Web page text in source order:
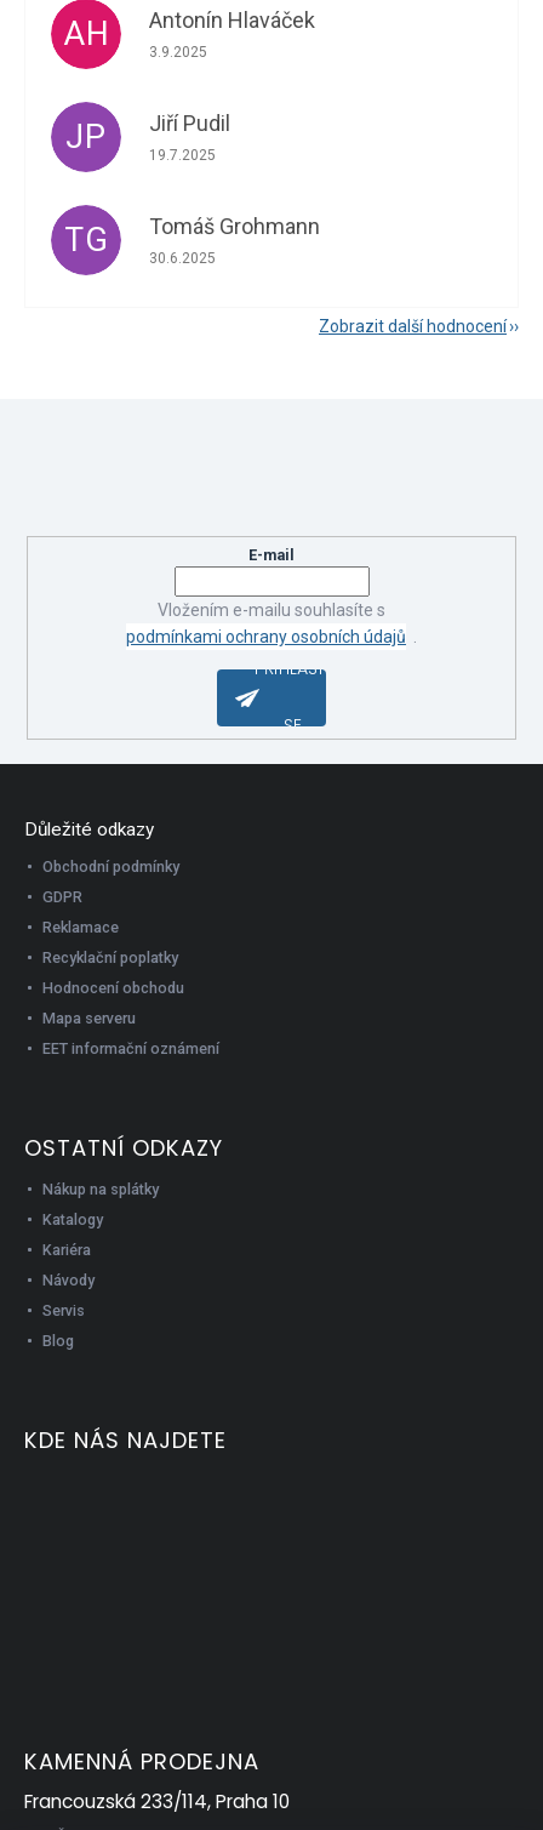
AH Antonín Hlaváček
Hodnocení obchodu je 5 z 5 hvězdiček.
3.9.2025
JP Jiří Pudil
Hodnocení obchodu je 5 z 5 hvězdiček.
19.7.2025
TG Tomáš Grohmann
Hodnocení obchodu je 5 z 5 hvězdiček.
30.6.2025
Zobrazit další hodnocení
E-mail
podmínkami ochrany osobních údajů
PŘIHLÁSIT
SE
Důležité odkazy
Obchodní podmínky
GDPR
Reklamace
Recyklační poplatky
Hodnocení obchodu
Mapa serveru
EET informační oznámení
OSTATNÍ ODKAZY
Nákup na splátky
Katalogy
Kariéra
Návody
Servis
Blog
KDE NÁS NAJDETE
KAMENNÁ PRODEJNA
Francouzská 233/114, Praha 10